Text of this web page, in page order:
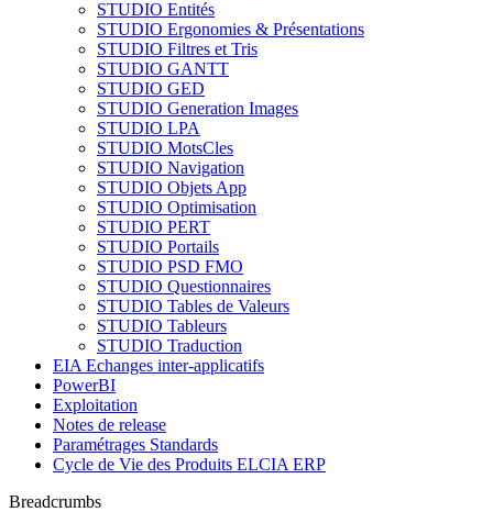
STUDIO Entités
STUDIO Ergonomies & Présentations
STUDIO Filtres et Tris
STUDIO GANTT
STUDIO GED
STUDIO Generation Images
STUDIO LPA
STUDIO MotsCles
STUDIO Navigation
STUDIO Objets App
STUDIO Optimisation
STUDIO PERT
STUDIO Portails
STUDIO PSD FMO
STUDIO Questionnaires
STUDIO Tables de Valeurs
STUDIO Tableurs
STUDIO Traduction
EIA Echanges inter-applicatifs
PowerBI
Exploitation
Notes de release
Paramétrages Standards
Cycle de Vie des Produits ELCIA ERP
Breadcrumbs